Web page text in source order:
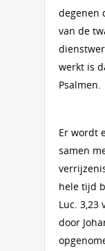
degenen
van de
werkt is
Psalmen.
Er wordt
samen
hele tijd
Luc. 3,23
door